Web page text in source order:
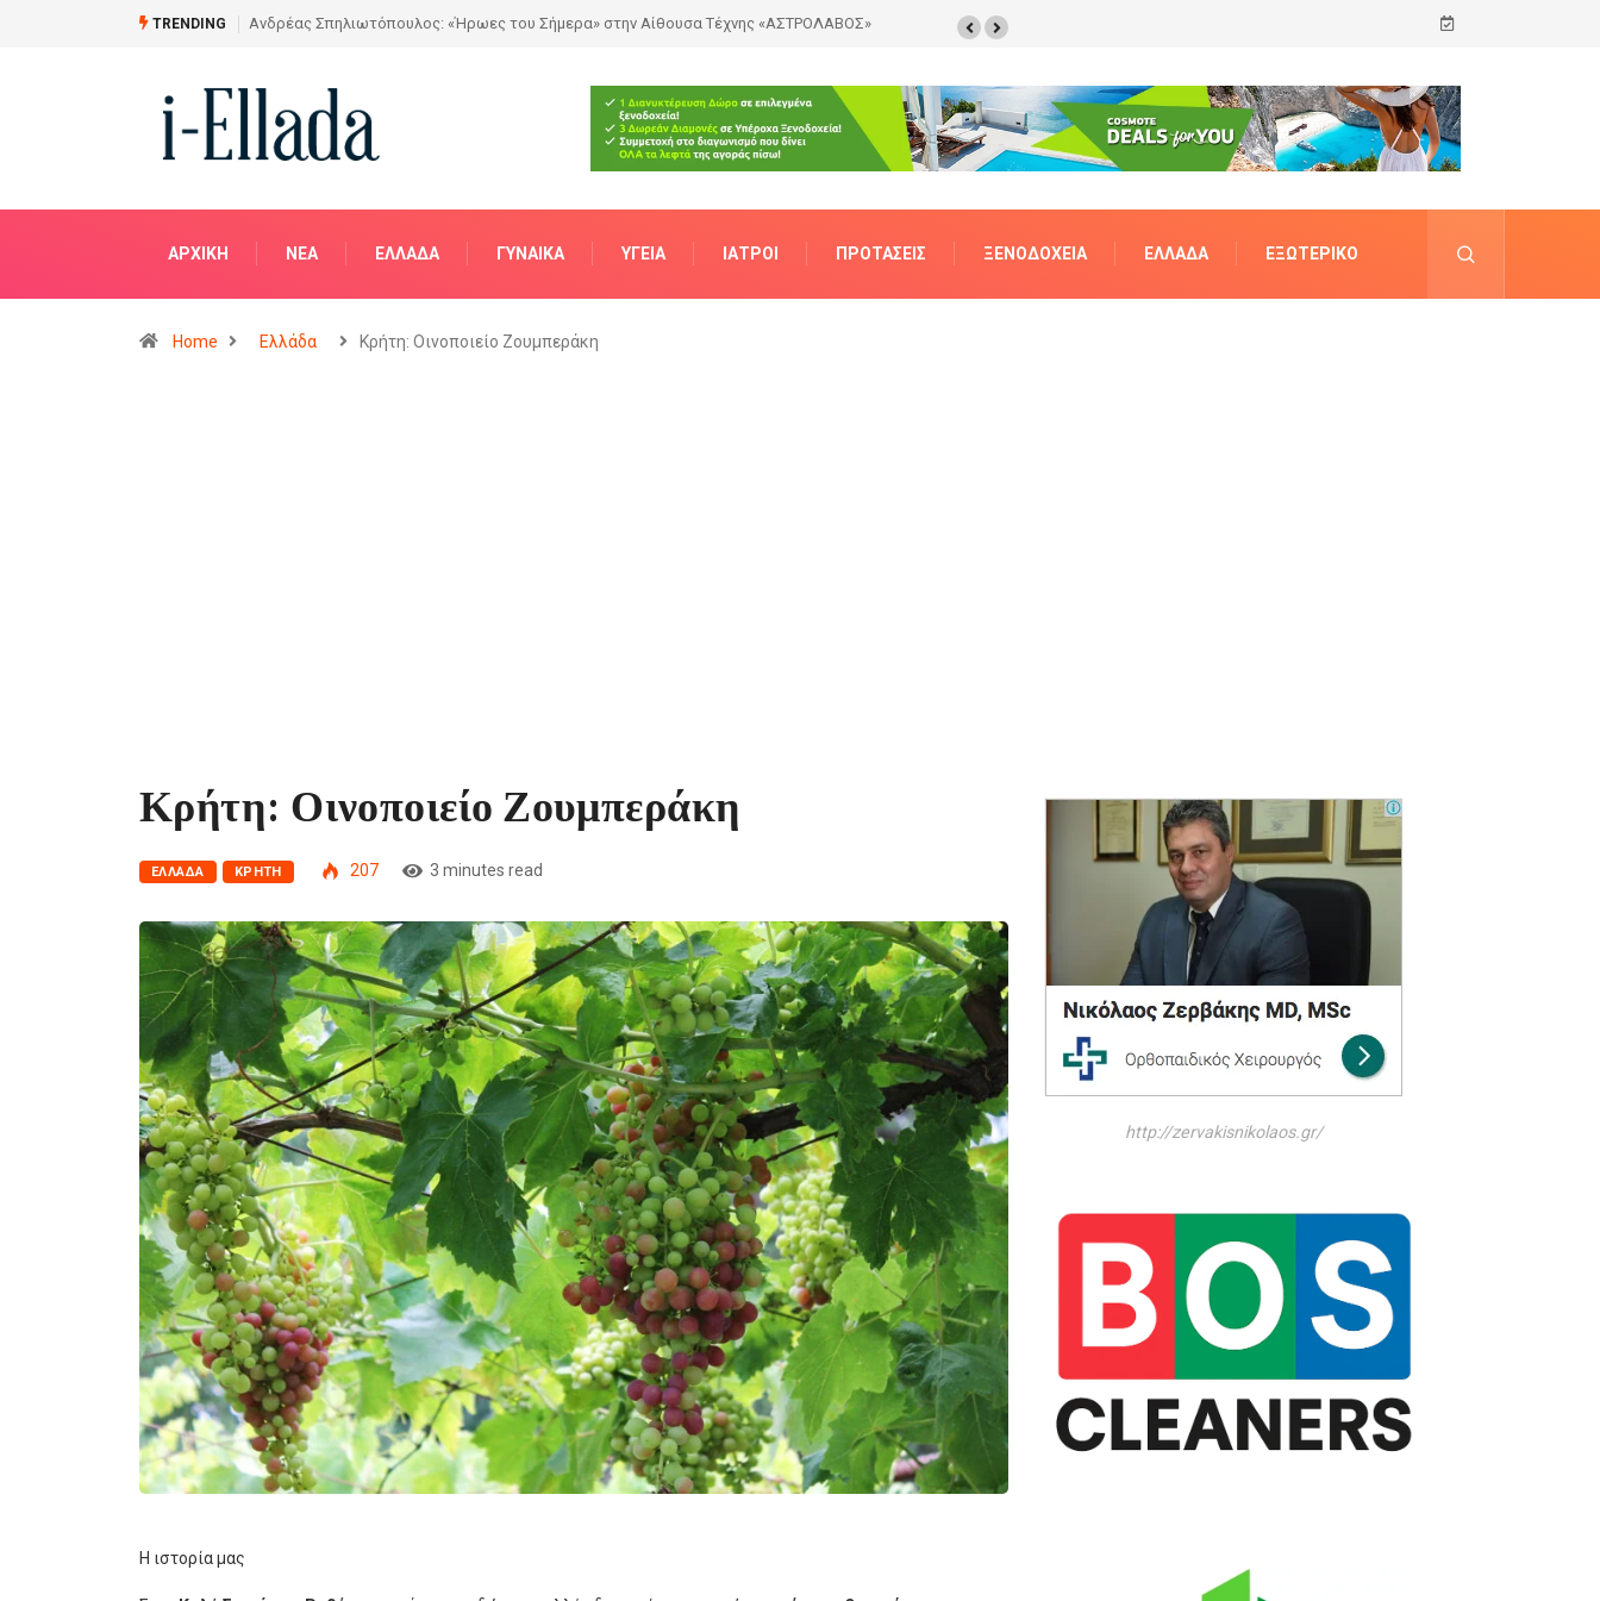
TRENDING Από το Σχέδιο στην Πραγματικότητα
ΑΡΧΙΚΗ NΈΑ ΕΛΛΆΔΑ ΓΥΝΑΊΚΑ ΥΓΕΊΑ ΙΑΤΡΟΊ ΠΡΟΤΆΣΕΙΣ ΞΕΝΟΔΟΧΕΊΑ ΕΛΛΆΔΑ ΕΞΩΤΕΡΙΚΌ
Home Ελλάδα Κρήτη: Οινοποιείο Ζουμπεράκη
Κρήτη: Οινοποιείο Ζουμπεράκη
ΕΛΛΆΔΑ ΚΡΉΤΗ 207 3 minutes read
Η ιστορία μας
http://zervakisnikolaos.gr/